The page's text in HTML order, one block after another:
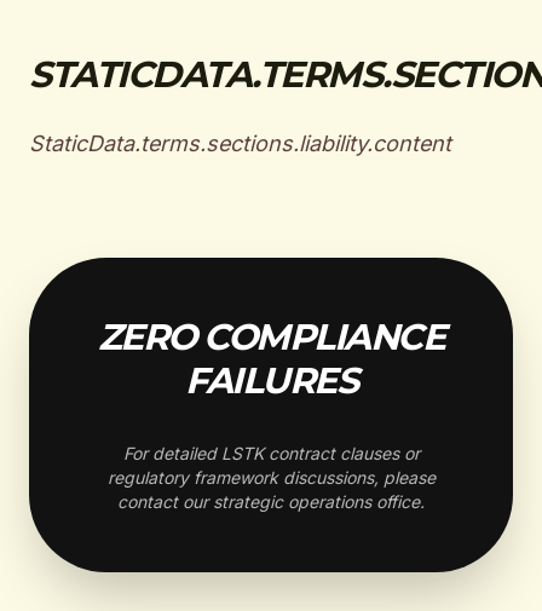
StaticData.terms.sections.liability.content
ZERO COMPLIANCE
FAILURES
For detailed LSTK contract clauses or
regulatory framework discussions, please
contact our strategic operations office.